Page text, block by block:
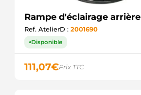
Rampe d'éclairage arrière
Ref. AtelierD : 2001690
Disponible
111,07€Prix TTC